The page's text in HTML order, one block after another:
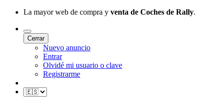
La mayor web de compra y venta de Coches de Rally.
Cerrar
Nuevo anuncio
Entrar
Olvidé mi usuario o clave
Registrarme